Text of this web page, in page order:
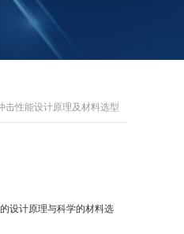
击性能设计原理及材料选型
设计原理与科学的材料选